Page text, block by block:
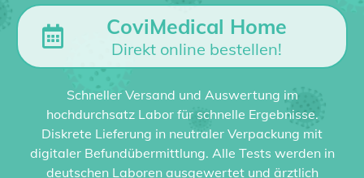
CoviMedical Home
Direkt online bestellen!
Schneller Versand und Auswertung im
hochdurchsatz Labor für schnelle Ergebnisse.
Diskrete Lieferung in neutraler Verpackung mit
digitaler Befundübermittlung. Alle Tests werden in
deutschen Laboren ausgewertet und ärztlich